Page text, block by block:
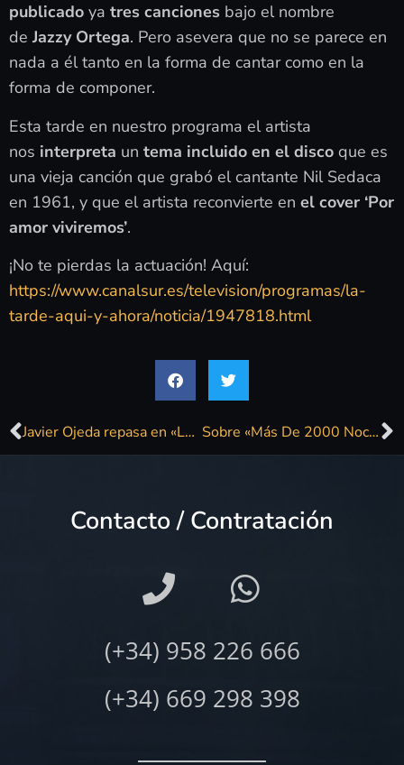
publicado ya tres canciones bajo el nombre
de Jazzy Ortega. Pero asevera que no se parece en
nada a él tanto en la forma de cantar como en la
forma de componer.
Esta tarde en nuestro programa el artista
nos interpreta un tema incluido en el disco que es
una vieja canción que grabó el cantante Nil Sedaca
en 1961, y que el artista reconvierte en el cover ‘Por
amor viviremos’.
¡No te pierdas la actuación! Aquí:
https://www.canalsur.es/television/programas/la-
tarde-aqui-y-ahora/noticia/1947818.html
Javier Ojeda repasa en «La mañana del Verano» sus 41 años en la música Sobre «Más De 2000 Noches Sin Dormir» (y «Los Castillos Del Mar»)
Contacto / Contratación
(+34) 958 226 666
(+34) 669 298 398